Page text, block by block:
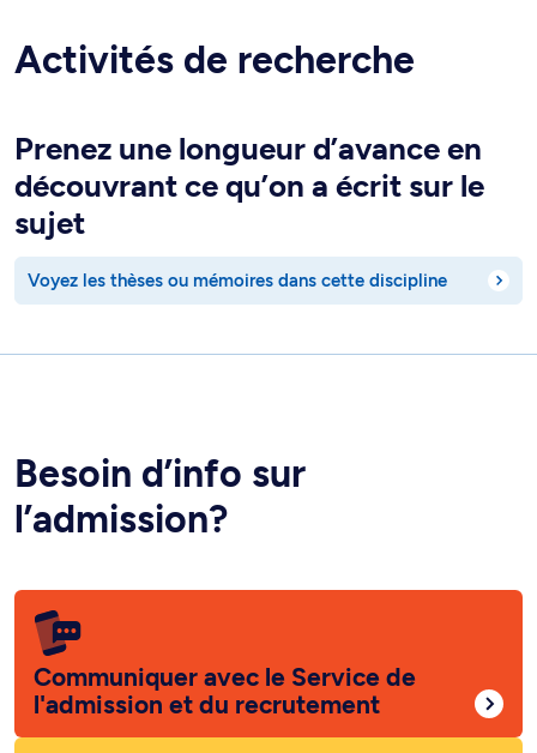
Activités de recherche
Prenez une longueur d’avance en
découvrant ce qu’on a écrit sur le
sujet
Voyez les thèses ou mémoires dans cette discipline
Besoin d’info sur
l’admission?
Communiquer avec le Service de
l'admission et du recrutement